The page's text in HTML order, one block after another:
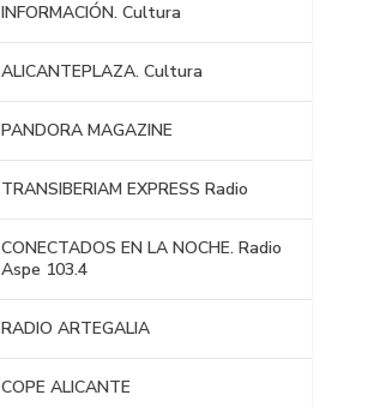
INFORMACIÓN. Cultura
ALICANTEPLAZA. Cultura
PANDORA MAGAZINE
TRANSIBERIAM EXPRESS Radio
CONECTADOS EN LA NOCHE. Radio
Aspe 103.4
RADIO ARTEGALIA
COPE ALICANTE